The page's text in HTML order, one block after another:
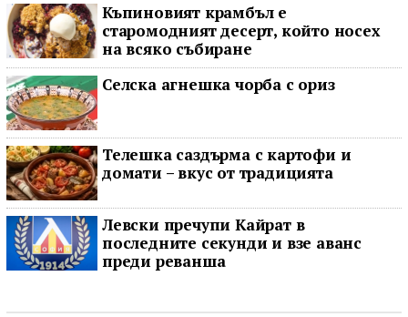
Къпиновият крамбъл е
старомодният десерт, който носех
на всяко събиране
Селска агнешка чорба с ориз
Телешка саздърма с картофи и
домати – вкус от традицията
Левски пречупи Кайрат в
последните секунди и взе аванс
преди реванша